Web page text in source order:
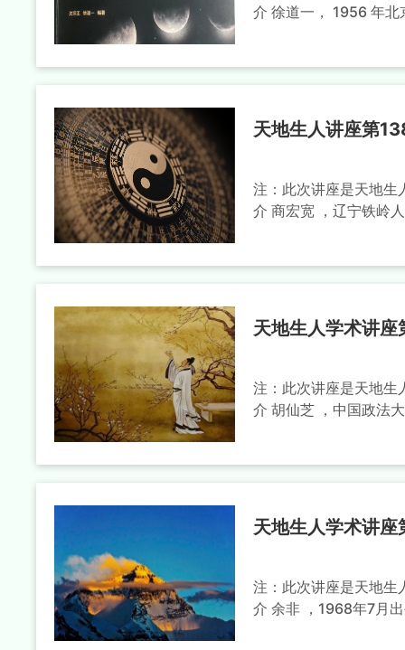
介 徐道一， 1956 年
天地生人讲座第
注：此次讲座是天地生
介 商宏宽 ，辽宁铁岭
天地生人学术讲
注：此次讲座是天地生
介 胡仙芝 ，中国政法
天地生人学术讲
注：此次讲座是天地生
介 余非 ，1968年7月